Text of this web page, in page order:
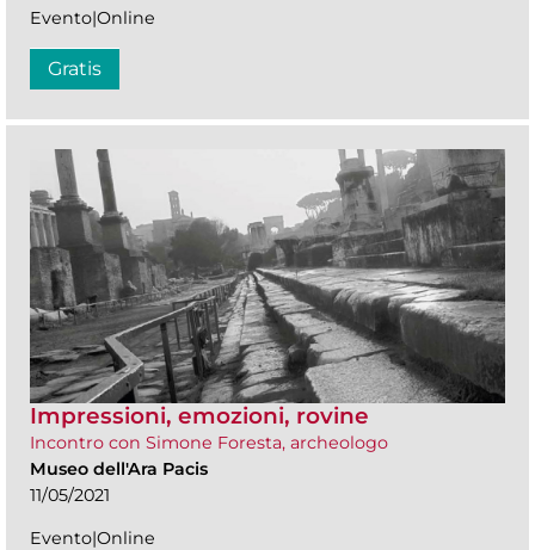
Evento|Online
Gratis
Impressioni, emozioni, rovine
Incontro con Simone Foresta, archeologo
Museo dell'Ara Pacis
11/05/2021
Evento|Online